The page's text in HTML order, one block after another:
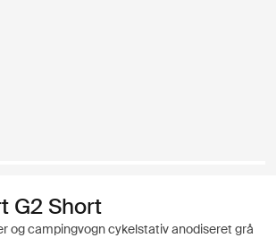
G2 Short
og campingvogn cykelstativ anodiseret grå